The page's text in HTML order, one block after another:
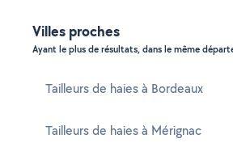
Villes proches
Ayant le plus de résultats, dans le même
Tailleurs de haies à Bordeaux
Tailleurs de haies à Mérignac